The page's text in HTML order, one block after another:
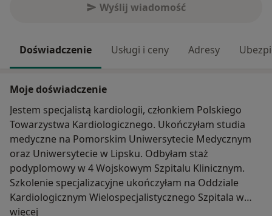
Wyślij wiadomość
Doświadczenie Usługi i ceny Adresy
Moje doświadczenie
Jestem specjalistą kardiologii, członkiem Polskiego
Towarzystwa Kardiologicznego. Ukończyłam studia
medyczne na Pomorskim Uniwersytecie Medycznym
oraz Uniwersytecie w Lipsku. Odbyłam staż
podyplomowy w 4 Wojskowym Szpitalu Klinicznym.
Szkolenie specjalizacyjne ukończyłam na Oddziale
Kardiologicznym Wielospecjalistycznego Szpitala w
Zgorzelcu, liczne staże w Klinice Kardiologii
więcej